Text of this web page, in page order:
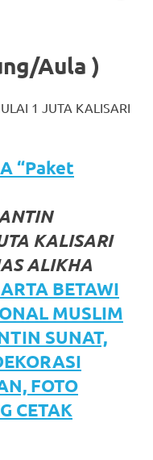
Aula )
1 JUTA KALISARI
“Paket
KALISARI
ALIKHA
BETAWI
MUSLIM
SUNAT,
FOTO
CETAK